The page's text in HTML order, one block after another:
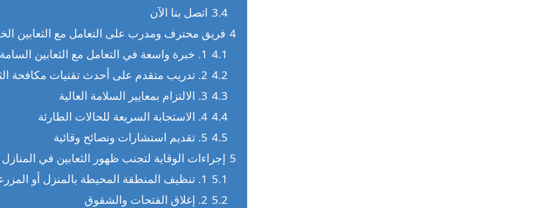
3.4 اتصل بنا الآن
4 فريق محترف ومدرب على التعامل مع الثعابين
4.1 1. خبرة واسعة في التعامل مع الثعابين السامة
4.2 2. تدريب متقدم على أحدث تقنيات مكافحة الثعابين
4.3 3. الالتزام بمعايير السلامة العالية
4.4 4. الاستجابة السريعة للحالات الطارئة
4.5 5. تقديم استشارات ونصائح وقائية
5 إجراءات الوقاية لتجنب ظهور الثعابين في
5.1 1. تنظيف المنطقة المحيطة بالمنزل أو المزرعة
5.2 2. إغلاق الفتحات والشقوق